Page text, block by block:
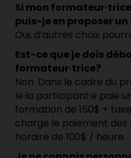
Si mon
puis-je en proposer
Oui, d’autres choix
Est-ce que je dois
formateur·trice?
Non. Dans le cadre du
le·la participant·e paie
formation de 150$ +
charge le paiement des
horaire de 100$ / heure.